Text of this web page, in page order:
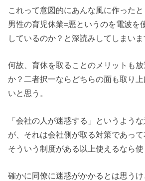
これって意図的にあんな風に作ったと
男性の育児休業=悪というのを電波を
しているのか？と深読みしてしまいま
何故、育休を取ることのメリットも
か？二者択一ならどちらの面も取り
いと思う。
「会社の人が迷惑する」というよう
が、それは会社側が取る対策であって
そういう制度がある以上使えるなら使
確かに同僚に迷惑がかかるとは思う